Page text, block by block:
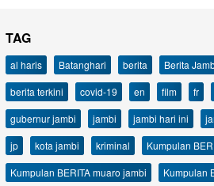
TAG
al haris Batanghari berita Berita
berita terkini
covid-19 en film fr
gubernur jambi
jambi jambi hari ini
jp
kota jambi kriminal
Kumpulan
Kumpulan BERITA muaro jambi
Kumpulan